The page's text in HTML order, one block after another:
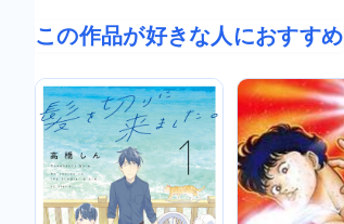
この作品が好きな人におすすめ